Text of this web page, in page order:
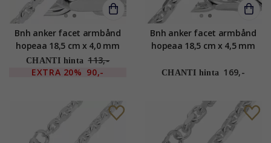
Bnh anker facet armbånd
hopeaa 18,5 cm x 4,0 mm
CHANTI hinta 113,-
EXTRA 20% 90,-
Bnh anker facet armbånd
hopeaa 18,5 cm x 4,5 mm
CHANTI hinta 169,-